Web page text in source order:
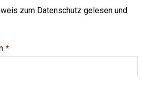
zum Datenschutz gelesen und
*